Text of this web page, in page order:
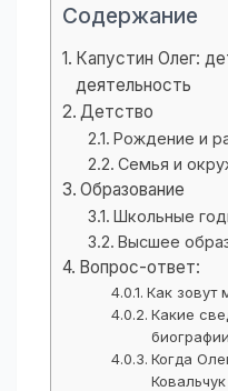
Содержание
Капустин Олег:
деятельность
Детство
Рождение и
Семья и
Образование
Школьные
Высшее
Вопрос-ответ:
Как зовут
Какие
Когда